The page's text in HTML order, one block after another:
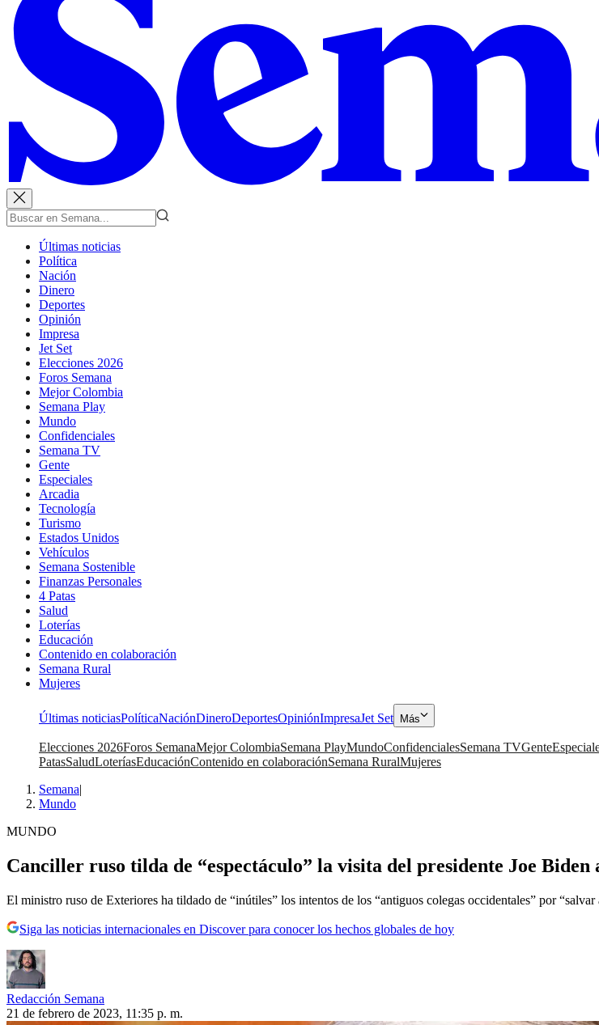
Últimas noticias
Política
Nación
Dinero
Deportes
Opinión
Impresa
Jet Set
Elecciones 2026
Foros Semana
Mejor Colombia
Semana Play
Mundo
Confidenciales
Semana TV
Gente
Especiales
Arcadia
Tecnología
Turismo
Estados Unidos
Vehículos
Semana Sostenible
Finanzas Personales
4 Patas
Salud
Loterías
Educación
Contenido en colaboración
Semana Rural
Mujeres
Últimas noticiasPolíticaNaciónDineroDeportesOpiniónImpresaJet Set Más
Elecciones 2026Foros SemanaMejor ColombiaSemana PlayMundoConfidencialesSemana TVGente
PatasSaludLoteríasEducaciónContenido en colaboraciónSemana RuralMujeres
Semana|
Mundo
MUNDO
Canciller ruso tilda de “espectáculo” la visita del presidente Joe Biden
El ministro ruso de Exteriores ha tildado de “inútiles” los intentos de los “antiguos colegas occidentales” por “salvar
Siga las noticias internacionales en Discover para conocer los hechos globales de hoy
Redacción Semana
21 de febrero de 2023, 11:35 p. m.